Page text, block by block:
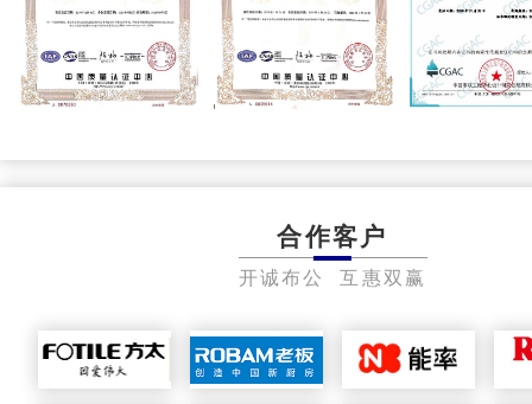
合作客户
开诚布公 互惠双赢